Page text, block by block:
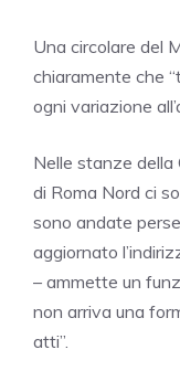
Una circolare del
chiaramente che
ogni variazione
Nelle stanze della
di Roma Nord ci
sono andate
aggiornato
– ammette un
non arriva una
atti”.